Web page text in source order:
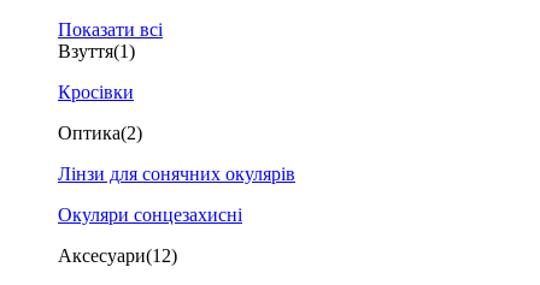
Показати всі
Взуття(1)
Кросівки
Оптика(2)
Лінзи для сонячних окулярів
Окуляри сонцезахисні
Аксесуари(12)